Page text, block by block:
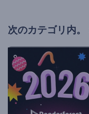
次のカテゴリ内。